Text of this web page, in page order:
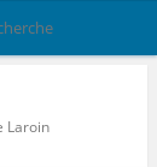
Laroin